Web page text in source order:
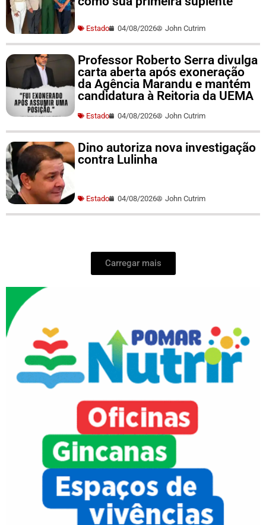
Estado 04/08/2026 John Cutrim
Professor Roberto Serra divulga
carta aberta após exoneração
da Agência Marandu e mantém
candidatura à Reitoria da UEMA
Estado 04/08/2026 John Cutrim
Dino autoriza nova investigação
contra Lulinha
Estado 04/08/2026 John Cutrim
Carregar mais